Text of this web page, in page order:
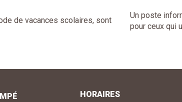
de vacances scolaires, sont
Un poste
pour ceux qui
HORAIRES